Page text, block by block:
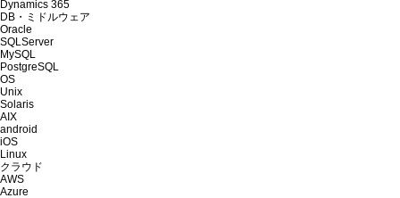
Dynamics 365
DB・ミドルウェア
Oracle
SQLServer
MySQL
PostgreSQL
OS
Unix
Solaris
AIX
android
iOS
Linux
クラウド
AWS
Azure